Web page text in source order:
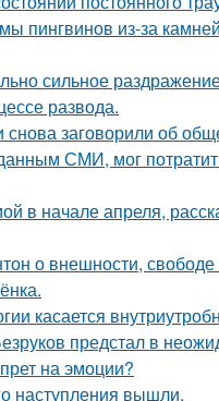
пингвинов из-за
сильное
развода.
заговорили об
СМИ, мог
в начале апреля,
о внешности, свободе
касается
предстал в
на эмоции?
наступления вышли.